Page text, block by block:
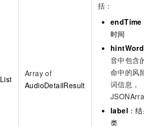
Array of
AudioDetailResult
括：
endTime
时间
hintWords
音中包含的
命中的风险
词信息，
JSONArray
label ：结
类